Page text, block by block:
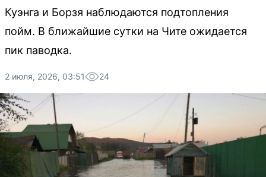
Куэнга и Борзя наблюдаются подтопления
пойм. В ближайшие сутки на Чите ожидается
пик паводка.
2 июля, 2026, 03:51 24